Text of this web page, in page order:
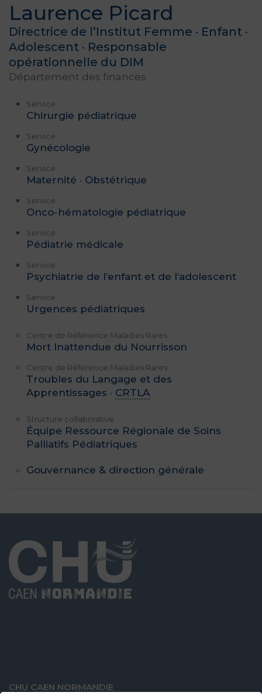
Laurence Picard
Directrice de l’Institut Femme · Enfant ·
Adolescent · Responsable
opérationnelle du DIM
Département des finances
Service
Chirurgie pédiatrique
Service
Gynécologie
Service
Maternité · Obstétrique
Service
Onco-hématologie pédiatrique
Service
Pédiatrie médicale
Service
Psychiatrie de l’enfant et de l’adolescent
Service
Urgences pédiatriques
Centre de Référence Maladies Rares
Mort Inattendue du Nourrisson
Centre de Référence Maladies Rares
Troubles du Langage et des
Apprentissages · CRTLA
Structure collaborative
Équipe Ressource Régionale de Soins
Palliatifs Pédiatriques
Gouvernance & direction générale
CHU CAEN NORMANDIE